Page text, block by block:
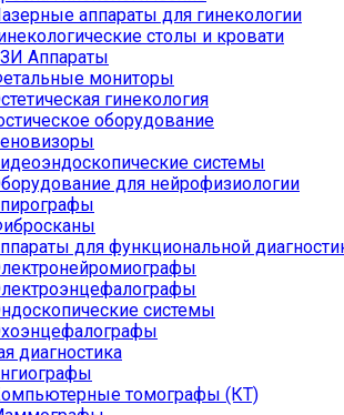
аппараты для гинекологии
столы и кровати
Аппараты
мониторы
гинекология
оборудование
системы
для нейрофизиологии
для функциональной
системы
диагностика
томографы (КТ)